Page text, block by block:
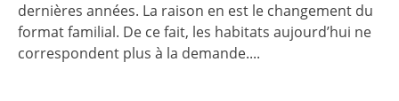
dernières années. La raison en est le changement du
format familial. De ce fait, les habitats aujourd’hui ne
correspondent plus à la demande....